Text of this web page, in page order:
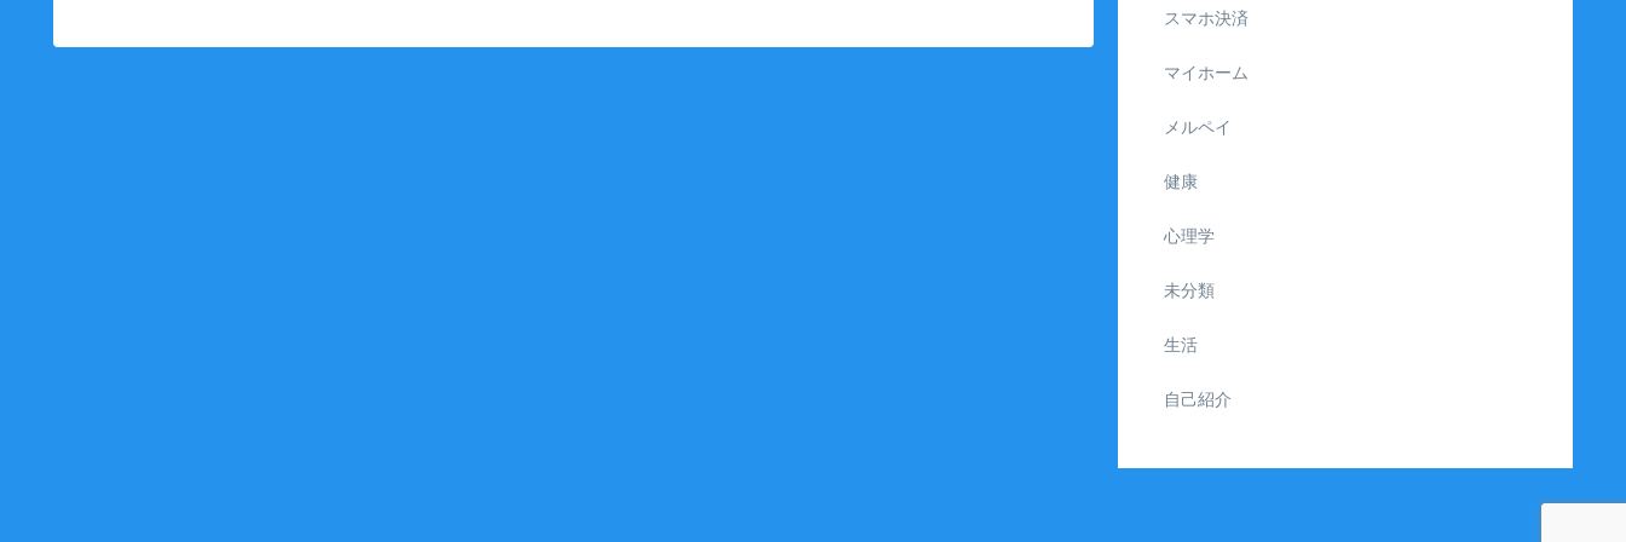
スマホ決済
マイホーム
メルペイ
健康
心理学
未分類
生活
自己紹介